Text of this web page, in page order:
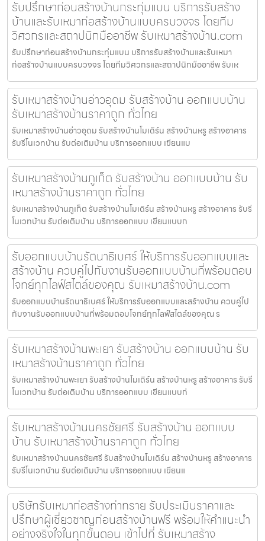
รับปรึกษาก่อนสร้างบ้านกระทุ่มแบน บริการรับสร้าง
บ้านและรับเหมาก่อสร้างบ้านแบบครบวงจร โดยทีม
วิศวกรและสถาปนิกมืออาชีพ รับเหมาสร้างบ้าน.com
รับปรึกษาก่อนสร้างบ้านกระทุ่มแบน บริการรับสร้างบ้านและรับเหมา
ก่อสร้างบ้านแบบครบวงจร โดยทีมวิศวกรและสถาปนิกมืออาชีพ รับเห
รับเหมาสร้างบ้านอ่าวอุดม รับสร้างบ้าน ออกแบบบ้าน
รับเหมาสร้างบ้านราคาถูก ทั่วไทย
รับเหมาสร้างบ้านอ่าวอุดม รับสร้างบ้านโมเดิร์น สร้างบ้านหรู สร้างอาคาร
รับรีโนเวทบ้าน รับต่อเติมบ้าน บริการออกแบบ เขียนแบ
รับเหมาสร้างบ้านภูเก็ต รับสร้างบ้าน ออกแบบบ้าน รับ
เหมาสร้างบ้านราคาถูก ทั่วไทย
รับเหมาสร้างบ้านภูเก็ต รับสร้างบ้านโมเดิร์น สร้างบ้านหรู สร้างอาคาร รับรี
โนเวทบ้าน รับต่อเติมบ้าน บริการออกแบบ เขียนแบบก
รับออกแบบบ้านรัตนาธิเบศร์ ให้บริการรับออกแบบและ
สร้างบ้าน ควบคู่ไปกับงานรับออกแบบบ้านที่พร้อมตอบ
โจทย์ทุกไลฟ์สไตล์ของคุณ รับเหมาสร้างบ้าน.com
รับออกแบบบ้านรัตนาธิเบศร์ ให้บริการรับออกแบบและสร้างบ้าน ควบคู่ไป
กับงานรับออกแบบบ้านที่พร้อมตอบโจทย์ทุกไลฟ์สไตล์ของคุณ ร
รับเหมาสร้างบ้านพะเยา รับสร้างบ้าน ออกแบบบ้าน รับ
เหมาสร้างบ้านราคาถูก ทั่วไทย
รับเหมาสร้างบ้านพะเยา รับสร้างบ้านโมเดิร์น สร้างบ้านหรู สร้างอาคาร รับรี
โนเวทบ้าน รับต่อเติมบ้าน บริการออกแบบ เขียนแบบก่
รับเหมาสร้างบ้านนครชัยศรี รับสร้างบ้าน ออกแบบ
บ้าน รับเหมาสร้างบ้านราคาถูก ทั่วไทย
รับเหมาสร้างบ้านนครชัยศรี รับสร้างบ้านโมเดิร์น สร้างบ้านหรู สร้างอาคาร
รับรีโนเวทบ้าน รับต่อเติมบ้าน บริการออกแบบ เขียนแ
บริษัทรับเหมาก่อสร้างท่าทราย รับประเมินราคาและ
ปรึกษาผู้เชี่ยวชาญก่อนสร้างบ้านฟรี พร้อมให้คำแนะนำ
อย่างจริงใจในทุกขั้นตอน เข้าไปที่ รับเหมาสร้าง